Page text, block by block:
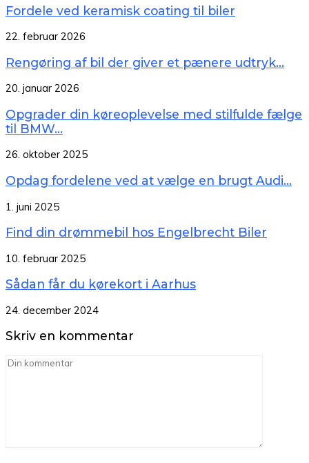
Fordele ved keramisk coating til biler
22. februar 2026
Rengøring af bil der giver et pænere udtryk...
20. januar 2026
Opgrader din køreoplevelse med stilfulde fælge
til BMW...
26. oktober 2025
Opdag fordelene ved at vælge en brugt Audi...
1. juni 2025
Find din drømmebil hos Engelbrecht Biler
10. februar 2025
Sådan får du kørekort i Aarhus
24. december 2024
Skriv en kommentar